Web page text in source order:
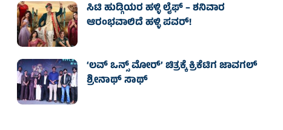
ಸಿಟಿ ಹುಡ್ಗಿಯರ ಹಳ್ಳಿ ಲೈಫ್‌ – ಶನಿವಾರ
ಆರಂಭವಾಲಿದೆ ಹಳ್ಳಿ ಪವರ್‌!
‘ಲವ್ ಒನ್ಸ್ ಮೋರ್’ ಚಿತ್ರಕ್ಕೆ ಕ್ರಿಕೆಟಿಗ ಜಾವಗಲ್
ಶ್ರೀನಾಥ್ ಸಾಥ್